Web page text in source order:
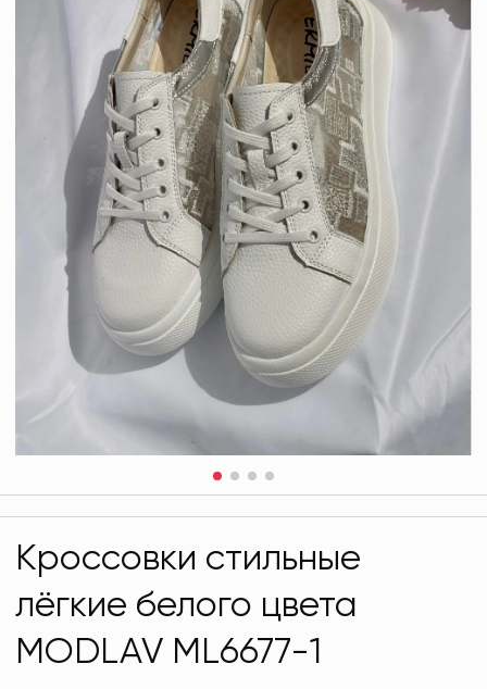
Кроссовки стильные
лёгкие белого цвета
MODLAV ML6677-1